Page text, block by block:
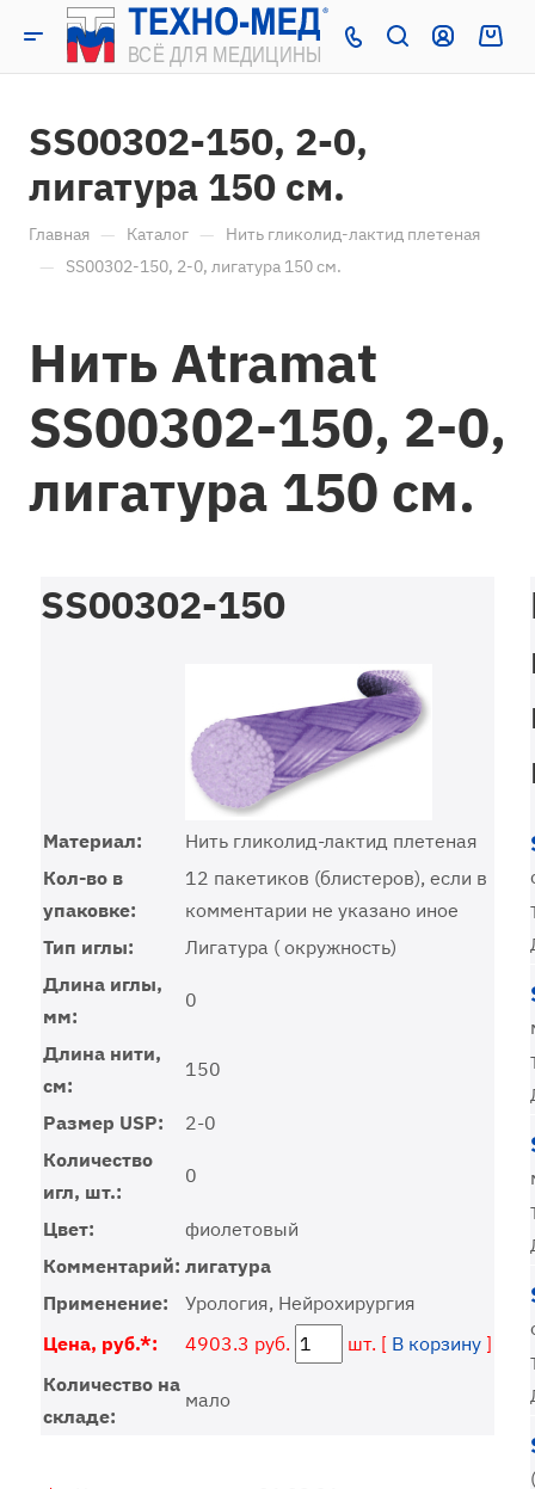
SS00302-150, 2-0,
лигатура 150 см.
Главная — Каталог — Нить гликолид-лактид плетеная
— SS00302-150, 2-0, лигатура 150 см.
Нить Atramat
SS00302-150, 2-0,
лигатура 150 см.
SS00302-150
Материал:
Нить гликолид-лактид плетеная
Кол-во в
упаковке:
12 пакетиков (блистеров), если в
комментарии не указано иное
Тип иглы:
Лигатура ( окружность)
Длина иглы,
мм:
0
Длина нити,
см:
150
Размер USP:
2-0
Количество
игл, шт.:
0
Цвет:
фиолетовый
Комментарий: лигатура
Применение:
Урология, Нейрохирургия
Цена, руб.*:
4903.3 руб. шт. [ В корзину ]
Количество на
складе:
мало